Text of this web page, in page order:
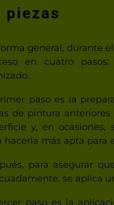
piezas
general, durante
en cuatro
paso es la
de pintura
y, en
hacerla más apta para
para asegurar
se aplica
paso es la